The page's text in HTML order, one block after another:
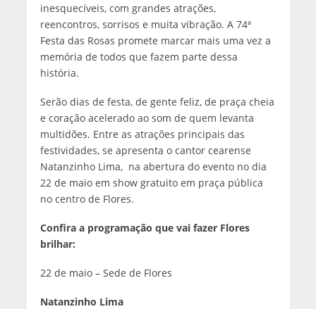
inesquecíveis, com grandes atrações,
reencontros, sorrisos e muita vibração. A 74ª
Festa das Rosas promete marcar mais uma vez a
memória de todos que fazem parte dessa
história.
Serão dias de festa, de gente feliz, de praça cheia
e coração acelerado ao som de quem levanta
multidões. Entre as atrações principais das
festividades, se apresenta o cantor cearense
Natanzinho Lima, na abertura do evento no dia
22 de maio em show gratuito em praça pública
no centro de Flores.
Confira a programação que vai fazer Flores
brilhar:
22 de maio – Sede de Flores
Natanzinho Lima